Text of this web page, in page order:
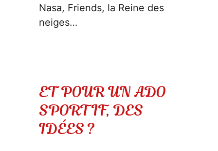
Nasa, Friends, la Reine des
neiges…
ET POUR UN ADO
SPORTIF, DES
IDÉES ?